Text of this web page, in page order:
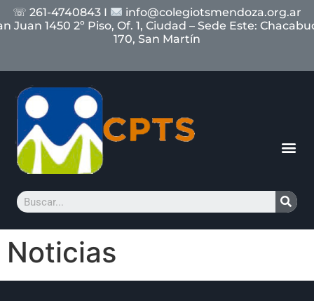
☏ 261-4740843 I
info@colegiotsmendoza.org.ar
Juan 1450 2º Piso, Of. 1, Ciudad – Sede Este:
170, San Martín
Noticias